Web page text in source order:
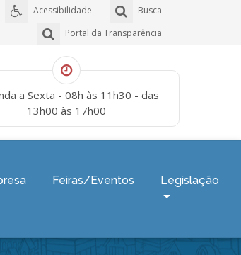
Busca
Acessibilidade
Portal da Transparência
a Sexta - 08h às 11h30 - das
13h00 às 17h00
Feiras/Eventos Legislação